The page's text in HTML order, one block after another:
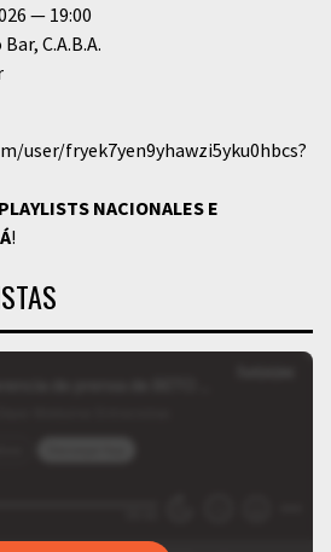
19:00
Bar C.A.B.A.
user/fryek7yen9yhawzi5yku0hbcs?
NACIONALES E
!